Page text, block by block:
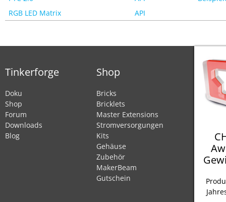
RGB LED Matrix
API
Tinkerforge
Doku
Shop
Forum
Downloads
Blog
Shop
Bricks
Bricklets
Master Extensions
Stromversorgungen
Kits
Gehäuse
Zubehör
MakerBeam
Gutschein